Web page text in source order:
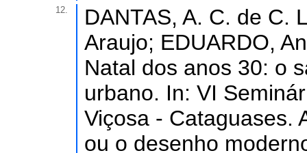
12.
DANTAS, A. C. de C.
Araujo; EDUARDO,
Natal dos anos 30: o
urbano. In: VI
Viçosa - Cataguases.
ou o desenho